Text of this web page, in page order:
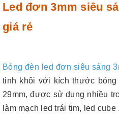
Led đơn 3mm siêu
giá rẻ
Bóng đèn led đơn siêu sáng
tinh khôi với kích thước
29mm, được sử dụng nhiều
làm mạch led trái tim, led cube